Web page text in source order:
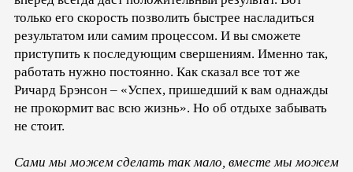
только его скорость позволить быстрее насладиться
результатом или самим процессом. И вы сможете
приступить к последующим свершениям. Именно так,
работать нужно постоянно. Как сказал все тот же
Ричард Брэнсон – «Успех, пришедший к вам однажды
не прокормит вас всю жизнь». Но об отдыхе забывать
не стоит.
Сами мы можем сделать так мало, вместе мы можем